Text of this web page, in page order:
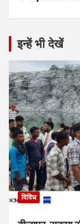
इन्हें भी देखें
विविध